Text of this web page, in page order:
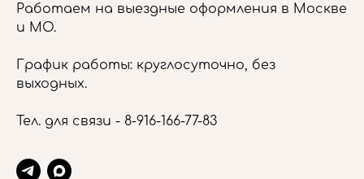
Работаем на выездные оформления в Москве
и МО.
График работы: круглосуточно, без
выходных.
Тел. для связи - 8-916-166-77-83